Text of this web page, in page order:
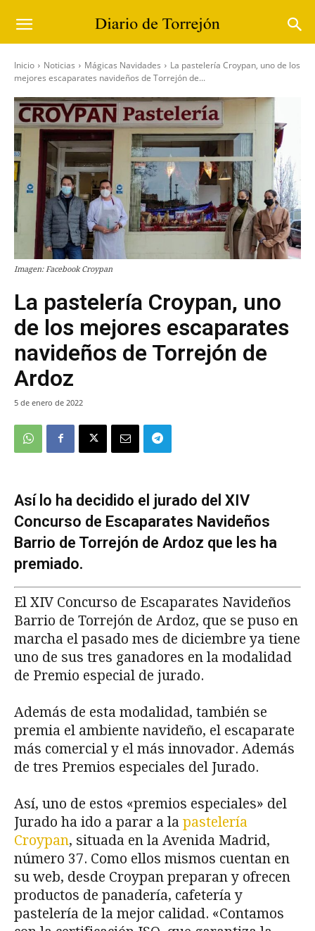
Inicio Noticias Mágicas Navidades
La pastelería Croypan, uno de los
mejores escaparates navideños de Torrejón de...
Imagen: Facebook Croypan
La pastelería Croypan, uno
de los mejores escaparates
navideños de Torrejón de
Ardoz
5 de enero de 2022
Así lo ha decidido el jurado del XIV
Concurso de Escaparates Navideños
Barrio de Torrejón de Ardoz que les ha
premiado.
El XIV Concurso de Escaparates Navideños
Barrio de Torrejón de Ardoz, que se puso en
marcha el pasado mes de diciembre ya tiene
uno de sus tres ganadores en la modalidad
de Premio especial de jurado.
Además de esta modalidad, también se
premia el ambiente navideño, el escaparate
más comercial y el más innovador. Además
de tres Premios especiales del Jurado.
Así, uno de estos «premios especiales» del
Jurado ha ido a parar a la pastelería
Croypan, situada en la Avenida Madrid,
número 37. Como ellos mismos cuentan en
su web, desde Croypan preparan y ofrecen
productos de panadería, cafetería y
pastelería de la mejor calidad. «Contamos